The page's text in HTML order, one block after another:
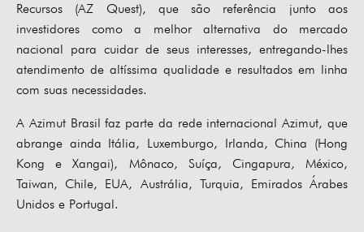
Recursos (AZ Quest), que são referência junto aos
investidores como a melhor alternativa do mercado
nacional para cuidar de seus interesses, entregando-lhes
atendimento de altíssima qualidade e resultados em linha
com suas necessidades.
A Azimut Brasil faz parte da rede internacional Azimut, que
abrange ainda Itália, Luxemburgo, Irlanda, China (Hong
Kong e Xangai), Mônaco, Suíça, Cingapura, México,
Taiwan, Chile, EUA, Austrália, Turquia, Emirados Árabes
Unidos e Portugal.